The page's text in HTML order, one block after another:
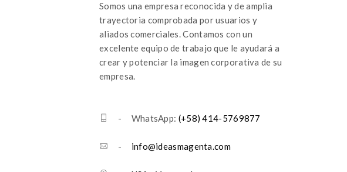
Somos una empresa reconocida y de amplia
trayectoria comprobada por usuarios y
aliados comerciales. Contamos con un
excelente equipo de trabajo que le ayudará a
crear y potenciar la imagen corporativa de su
empresa.
- WhatsApp: (+58) 414-5769877
- info@ideasmagenta.com